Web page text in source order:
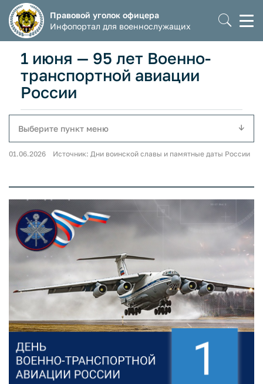
Правовой уголок офицера
Инфопортал для военнослужащих
1 июня — 95 лет Военно-
транспортной авиации
России
Выберите пункт меню
01.06.2026 Источник: Дни воинской славы и памятные даты России